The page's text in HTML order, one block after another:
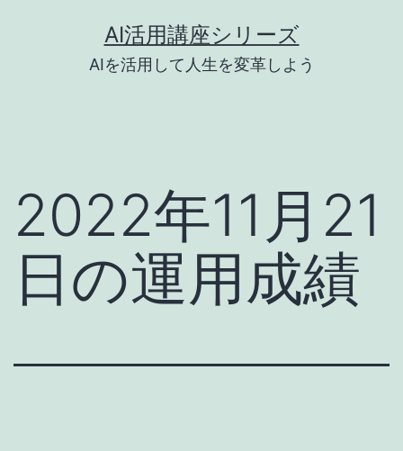
AI活用講座シリーズ
AIを活用して人生を変革しよう
2022年11月21
日の運用成績